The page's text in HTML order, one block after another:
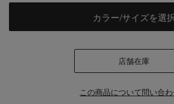
カラー/サイズを選
店舗在庫
この商品について問い合